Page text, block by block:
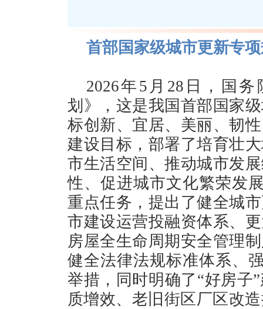
首部国家级城市更新专
2026年5月28日，国
划》，这是我国首部国家
标创新、宜居、美丽、韧
建设目标，部署了培育壮
市生活空间、推动城市发
性、促进城市文化繁荣发
重点任务，提出了健全城
市建设运营投融资体系、
房屋全生命周期安全管理
健全法律法规标准体系、
举措，同时明确了“好房子
质增效、老旧街区厂区改